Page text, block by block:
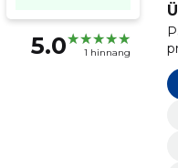
5.0 1 hinnang